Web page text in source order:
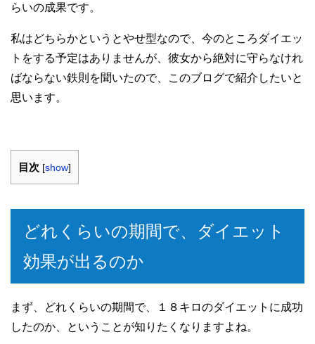
らいの成果です。
私はどちらかというとやせ型なので、今のところダイエッ
トをする予定はありませんが、彼女から絶対に守らなけれ
ばならない鉄則を聞いたので、このブログで紹介したいと
思います。
目次 [show]
どれくらいの期間で、ダイエット
効果が出るのか
まず、どれくらいの期間で、１８キロのダイエットに成功
したのか、ということが知りたくなりますよね。